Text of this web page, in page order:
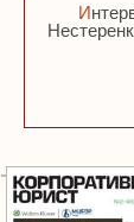
Интервью Александры